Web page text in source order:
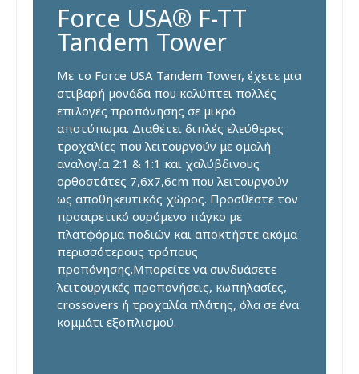
Force USA® F-TT
Tandem Tower
Με το Force USA Tandem Tower, έχετε μια
στιβαρή μονάδα που καλύπτει πολλές
επιλογές προπόνησης σε μικρό
αποτύπωμα. Διαθέτει διπλές ελεύθερες
τροχαλίες που λειτουργούν με ομαλή
αναλογία 2:1 & 1:1 και χαλύβδινους
ορθοστάτες 7,6x7,6cm που λειτουργούν
ως αποθηκευτικός χώρος. Προσθέστε τον
προαιρετικό συρόμενο πάγκο με
πλατφόρμα ποδιών και αποκτήστε ακόμα
περισσότερους τρόπους
προπόνησης.Μπορείτε να συνδυάσετε
λειτουργικές προπονήσεις, κωπηλασίες,
crossovers ή τροχαλία πλάτης, όλα σε ένα
κομμάτι εξοπλισμού.